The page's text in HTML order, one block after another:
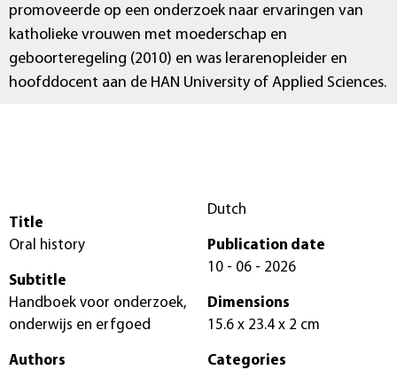
promoveerde op een onderzoek naar ervaringen van
katholieke vrouwen met moederschap en
geboorteregeling (2010) en was lerarenopleider en
hoofddocent aan de HAN University of Applied Sciences.
Title
Oral history
Subtitle
Handboek voor onderzoek,
onderwijs en erfgoed
Authors
Dutch
Publication date
10 - 06 - 2026
Dimensions
15.6 x 23.4 x 2 cm
Categories